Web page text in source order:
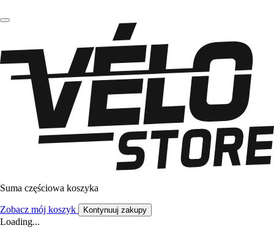
Suma częściowa koszyka
Zobacz mój koszyk Kontynuuj zakupy
Loading...